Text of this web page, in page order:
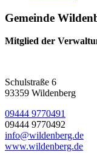
Gemeinde
Mitglied der
Schulstraße 6
93359 Wildenberg
09444 9770491
09444 9770492
info@wildenberg.de
www.wildenberg.de